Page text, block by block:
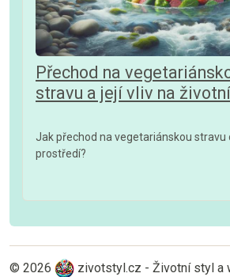
Přechod na
stravu a její vliv na
Jak přechod na vegetariánskou stravu
prostředí?
© 2026 zivotstyl.cz - Životní styl a